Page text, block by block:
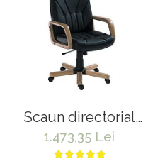
Scaun directorial
piele naturala 5900
negru
1.473,35 Lei